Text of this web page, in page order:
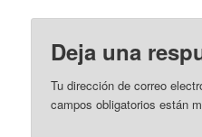
Deja una
Tu dirección de correo
campos obligatorios están